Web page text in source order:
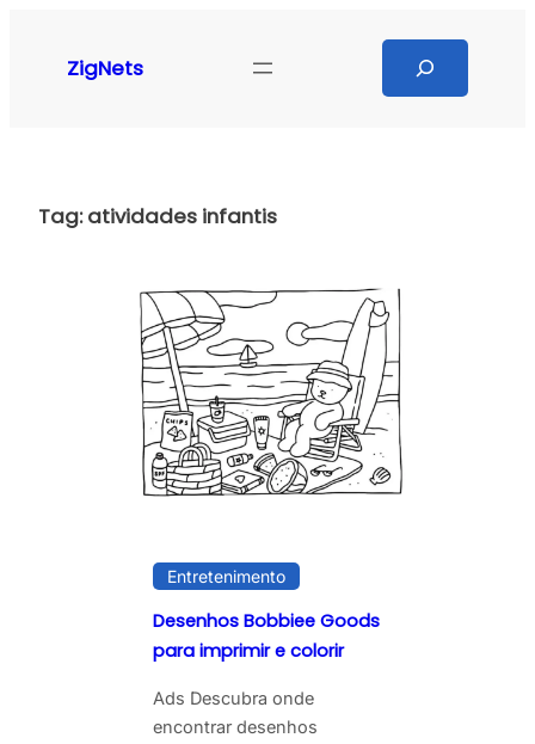
ZigNets
Tag:atividades infantis
Entretenimento
Desenhos Bobbiee Goods
para imprimir e colorir
Ads Descubra onde
encontrar desenhos